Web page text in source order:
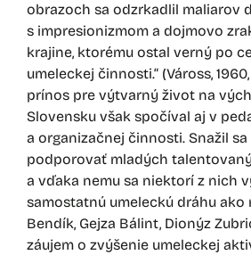
obrazoch sa odzrkadlil maliarov
s impresionizmom a dojmovo
krajine, ktorému ostal verný po
umeleckej činnosti.“ (Váross,
prínos pre výtvarný život na
Slovensku však spočíval aj v
a organizačnej činnosti. Snažil
podporovať mladých
a vďaka nemu sa niektorí z nich
samostatnú umeleckú dráhu ako
Bendík, Gejza Bálint, Dionýz
záujem o zvýšenie umeleckej